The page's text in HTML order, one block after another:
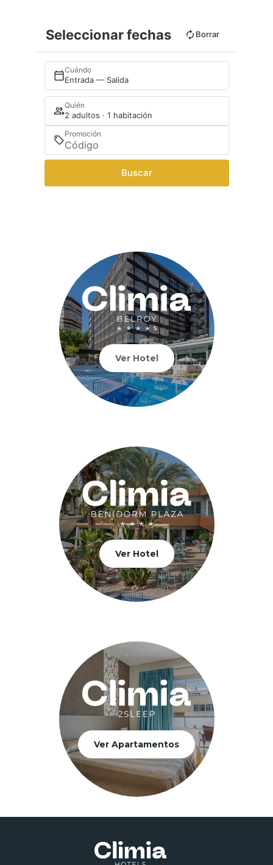
Seleccionar fechas Borrar
Cuándo
Entrada — Salida
Quién
2 adultos · 1 habitación
Promoción
Buscar
Ver Hotel
Ver Hotel
Ver Apartamentos